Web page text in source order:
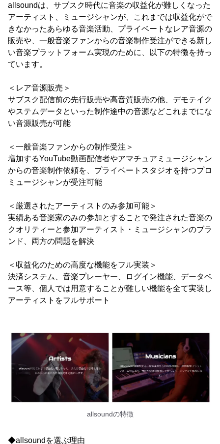
allsoundは、サブスク時代に音楽の収益化が難しくなった
アーティスト、ミュージシャンが、これまでは収益化がで
きなかったあらゆる音楽活動、プライベートなレア音源の
販売や、一般音楽ファンからの音楽制作受注ができる新し
い音楽プラットフォーム実現のために、以下の特徴を持っ
ています。
＜レア音源販売＞
サブスク配信前の先行販売や高音質販売の他、デモテイク
やステムデータといった制作途中の音源などこれまでにな
い音源販売が可能
＜一般音楽ファンからの制作受注＞
増加するYouTube動画配信者やアマチュアミュージシャン
からの音楽制作依頼を、プライベートスタジオを持つプロ
ミュージシャンが受注可能
＜厳選されたアーティストのみ参加可能＞
実績ある音楽家のみの参加とすることで発注された音楽の
クオリティーと参加アーティスト・ミュージシャンのブラ
ンド、両方の問題を解決
＜収益化のための高度な機能をフル実装＞
決済システム、音楽プレーヤー、ログイン機能、データベ
ース等、個人では用意することが難しい機能を全て実装し
アーティストをフルサポート
allsoundの特徴
◆allsoundを選ぶ理由